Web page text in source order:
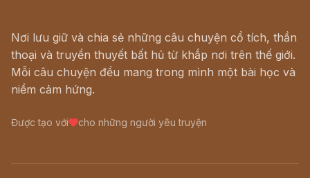
Nơi lưu giữ và chia sẻ những câu chuyện cổ tích, thần
thoại và truyền thuyết bất hủ từ khắp nơi trên thế giới.
Mỗi câu chuyện đều mang trong mình một bài học và
niềm cảm hứng.
Được tạo với cho những người yêu truyện